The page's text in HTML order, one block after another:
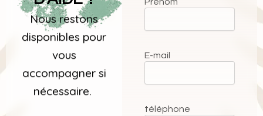
Nous restons
disponibles pour
vous
accompagner si
nécessaire.
E-mail
téléphone